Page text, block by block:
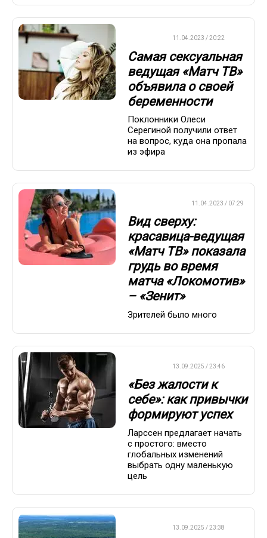
11.04.2023 / 20:22
Самая сексуальная
ведущая «Матч ТВ»
объявила о своей
беременности
Поклонники Олеси
Серегиной получили ответ
на вопрос, куда она пропала
из эфира
11.04.2023 / 07:29
Вид сверху:
красавица-ведущая
«Матч ТВ» показала
грудь во время
матча «Локомотив»
– «Зенит»
Зрителей было много
13.09.2025 / 23:46
«Без жалости к
себе»: как привычки
формируют успех
Ларссен предлагает начать
с простого: вместо
глобальных изменений
выбрать одну маленькую
цель
13.09.2025 / 23:38